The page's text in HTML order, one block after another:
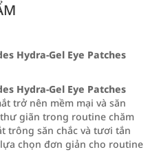
Hydra-Gel Eye Patches
Hydra-Gel Eye Patches
trở nên mềm mại và săn
giãn trong routine chăm
trông săn chắc và tươi tắn
chọn đơn giản cho routine